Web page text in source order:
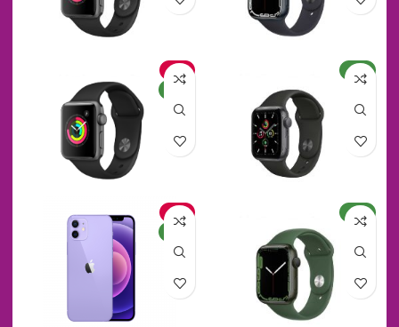
جدید
حراج
جدید
حراج